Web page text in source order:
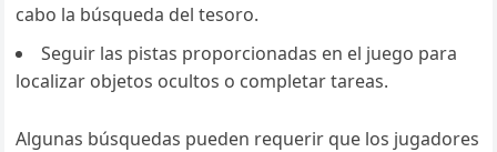
cabo la búsqueda del tesoro.
Seguir las pistas proporcionadas en el juego para
localizar objetos ocultos o completar tareas.
Algunas búsquedas pueden requerir que los jugadores